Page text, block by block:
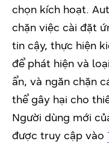
chọn kích hoạt.
chặn việc cài đặt
tin cậy, thực hiện
để phát hiện và
ẩn, và ngăn chặn
thể gây hại cho
Người dùng mới
được truy cập vào